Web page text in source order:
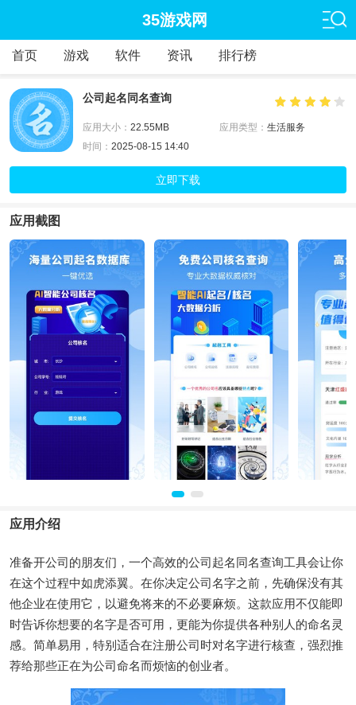
35游戏网
首页 游戏 软件 资讯 排行榜
公司起名同名查询
应用大小： 22.55MB 应用类型： 生活服务
时间： 2025-08-15 14:40
立即下载
应用截图
应用介绍
准备开公司的朋友们，一个高效的公司起名同名查询工具会让你
在这个过程中如虎添翼。在你决定公司名字之前，先确保没有其
他企业在使用它，以避免将来的不必要麻烦。这款应用不仅能即
时告诉你想要的名字是否可用，更能为你提供各种别人的命名灵
感。简单易用，特别适合在注册公司时对名字进行核查，强烈推
荐给那些正在为公司命名而烦恼的创业者。